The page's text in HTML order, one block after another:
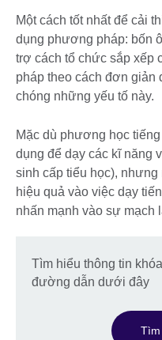
Một cách tốt nhất để cải
dụng phương pháp: bốn
trợ cách tổ chức sắp xếp
pháp theo cách đơn giản
chóng những yếu tố này.
Mặc dù phương học
dụng để dạy các kĩ năng
sinh cấp tiểu học),
hiệu quả vào việc dạy
nhấn mạnh vào sự mạch
Tìm hiểu thông tin
đường dẫn dưới đây
Tìm